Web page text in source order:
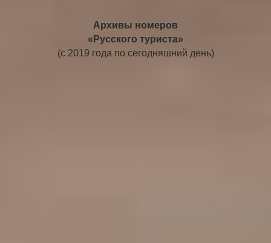
Архивы номеров
«Русского туриста»
(с 2019 года по сегодняшний день)